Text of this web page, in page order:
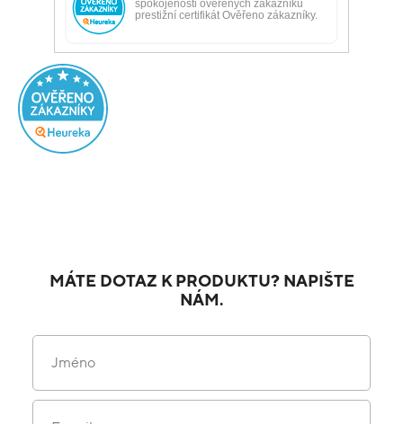
MÁTE DOTAZ K PRODUKTU? NAPIŠTE
NÁM.
Jméno